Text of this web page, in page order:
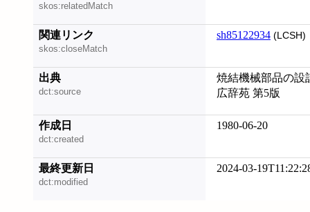
skos:relatedMatch
関連リンク
skos:closeMatch
sh85122934 (LCSH)
出典
dct:source
焼結機械部品の設
広辞苑 第5版
作成日
dct:created
1980-06-20
最終更新日
dct:modified
2024-03-